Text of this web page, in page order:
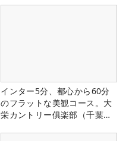
インター5分、都心から60分
のフラットな美観コース。大
栄カントリー俱楽部（千葉